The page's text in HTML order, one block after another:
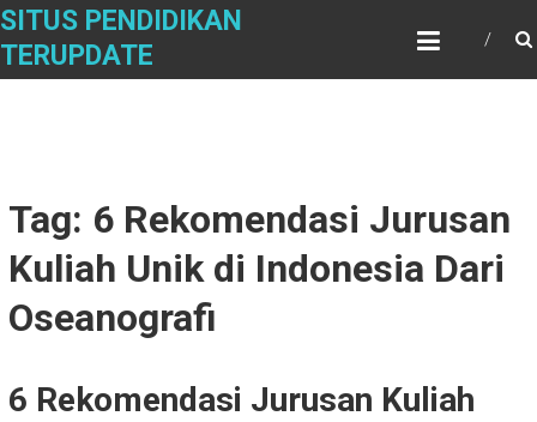
Skip
content
SITUS PENDIDIKAN
TERUPDATE
Tag: 6 Rekomendasi Jurusan
Kuliah Unik di Indonesia Dari
Oseanografi
6 Rekomendasi Jurusan Kuliah